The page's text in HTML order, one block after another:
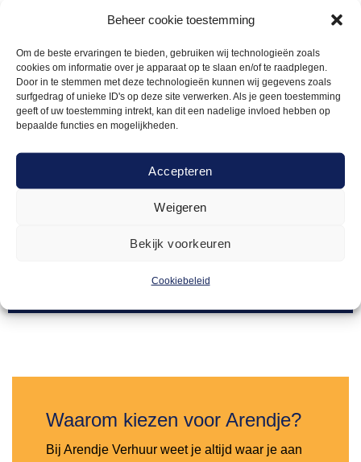
Beheer cookie toestemming
Om de beste ervaringen te bieden, gebruiken wij technologieën zoals
cookies om informatie over je apparaat op te slaan en/of te raadplegen.
Door in te stemmen met deze technologieën kunnen wij gegevens zoals
surfgedrag of unieke ID's op deze site verwerken. Als je geen toestemming
geeft of uw toestemming intrekt, kan dit een nadelige invloed hebben op
bepaalde functies en mogelijkheden.
Accepteren
Weigeren
Bekijk voorkeuren
Cookiebeleid
Waarom kiezen voor Arendje?
Bij Arendje Verhuur weet je altijd waar je aan